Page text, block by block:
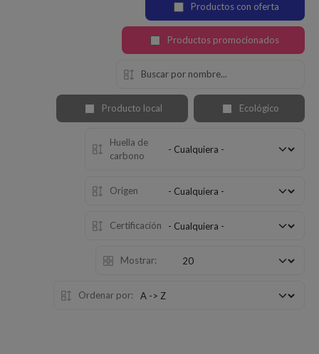
Productos con oferta
Productos promocionados
Producto local Ecológico
Huella de
carbono
Origen
Certificación
Mostrar:
Ordenar por: